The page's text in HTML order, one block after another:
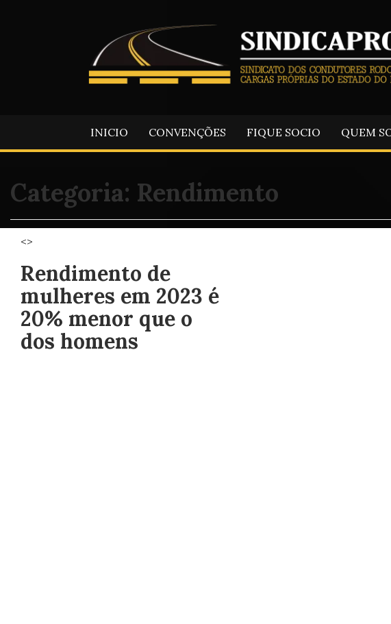
INICIO CONVENÇÕES FIQUE SOCIO QUEM
Categoria: Rendimento
<>
Rendimento de
mulheres em 2023 é
20% menor que o
dos homens